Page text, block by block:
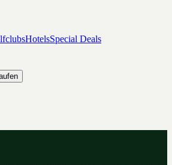
HotelsSpecial Deals